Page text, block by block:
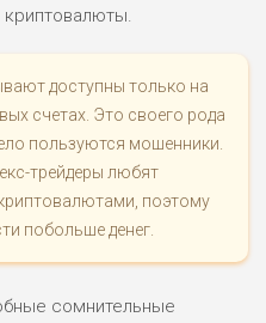
доступны только на
счетах. Это своего рода
пользуются мошенники.
трейдеры любят
поэтому
побольше денег.
сомнительные